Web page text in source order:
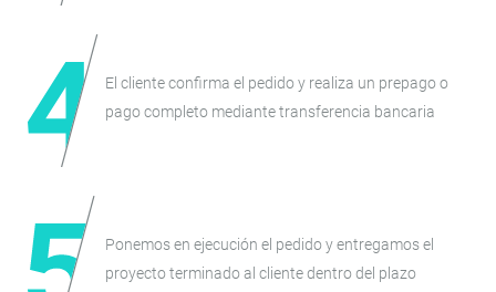
El cliente confirma el pedido y realiza un prepago o
pago completo mediante transferencia bancaria
Ponemos en ejecución el pedido y entregamos el
proyecto terminado al cliente dentro del plazo